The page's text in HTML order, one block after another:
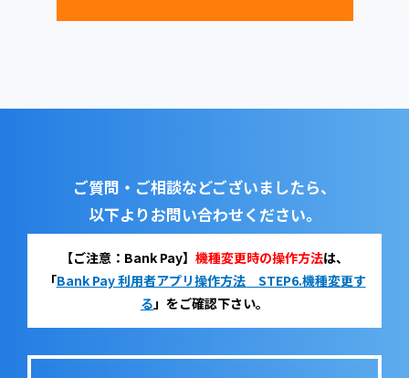
ご質問・ご相談などございましたら、
以下よりお問い合わせください。
【ご注意：Bank Pay】 機種変更時の操作方法は、
「Bank Pay 利用者アプリ操作方法 STEP6.機種変更す
る 」をご確認下さい。